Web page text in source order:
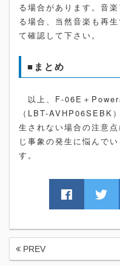
る場合があります。音
る場合、当然音楽も再
て確認して下さい。
■まとめ
以上、F-06E＋
（LBT-AVHP06SEBK
生されない場合の注意
じ事象の発生に悩んで
す。
PREV